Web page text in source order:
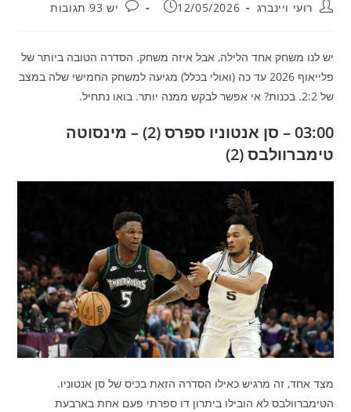
מחבר:רועי ויינברג פורסם:
12/05/2026 תגובות:
יש 93 תגובות
יש לנו משחק אחד הלילה, אבל איזה משחק. הסדרה הטובה ביותר של
פלייאוף 2026 עד כה (ואולי בכלל) מגיעה למשחק החמישי שלה במצב
של 2:2. בכנות? אי אפשר לבקש ממנה יותר. בואו נתחיל.
03:00 – סן אנטוניו ספרס (2) – מינסוטה
טימברוולבס (2)
מצד אחד, זה מרגיש כאילו הסדרה הזאת בכיס של סן אנטוניו.
הטימברוולבס לא הובילו ביתרון דו ספרתי פעם אחת בארבעת